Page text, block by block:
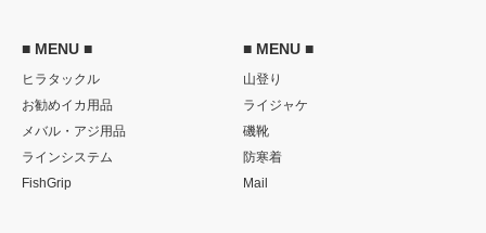
■ MENU ■
ヒラタックル
お勧めイカ用品
メバル・アジ用品
ラインシステム
FishGrip
■ MENU ■
山登り
ライジャケ
磯靴
防寒着
Mail